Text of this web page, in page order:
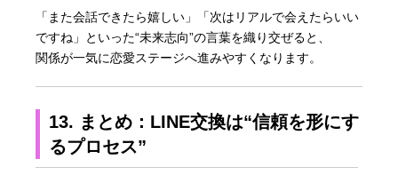
「また会話できたら嬉しい」「次はリアルで会えたらいい
ですね」といった“未来志向”の言葉を織り交ぜると、
関係が一気に恋愛ステージへ進みやすくなります。
13. まとめ：LINE交換は“信頼を形にす
るプロセス”